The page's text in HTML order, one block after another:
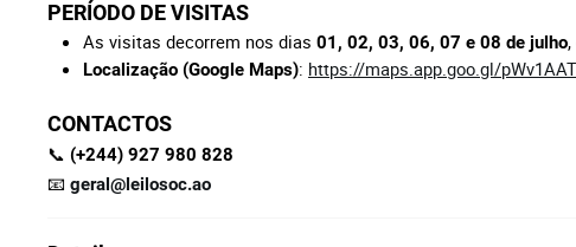
PERÍODO DE VISITAS
As visitas decorrem nos dias 01, 02, 03, 06, 07 e 08 de julho
Localização (Google Maps): https://maps.app.goo.gl/
CONTACTOS
📞 (+244) 927 980 828
📧 geral@leilosoc.ao